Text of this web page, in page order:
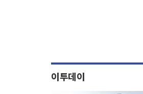
이투데이